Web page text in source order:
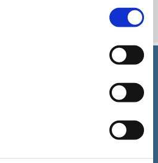
om hur kakorna används och
inhämtar och behandlar